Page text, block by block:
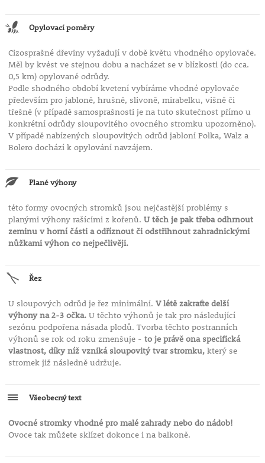
Opylovací poměry
Cizosprašné dřeviny vyžadují v době květu vhodného opylovače.
Měl by kvést ve stejnou dobu a nacházet se v blízkosti (do cca.
0,5 km) opylované odrůdy.
Podle shodného období kvetení vybíráme vhodné opylovače
především pro jabloně, hrušně, slivoně, mirabelku, višně či
třešně (v případě samosprašnosti je na tuto skutečnost přímo u
konkrétní odrůdy sloupovitého ovocného stromku upozorněno).
V případě nabízených sloupovitých odrůd jabloní Polka, Walz a
Bolero dochází k opylování navzájem.
Plané výhony
této formy ovocných stromků jsou nejčastější problémy s
planými výhony rašícími z kořenů. U těch je pak třeba odhrnout
zeminu v horní části a odříznout či odstřihnout zahradnickými
nůžkami výhon co nejpečlivěji.
Řez
U sloupových odrůd je řez minimální. V létě zakraťte delší
výhony na 2-3 očka.U těchto výhonů je tak pro následující
sezónu podpořena násada plodů. Tvorba těchto postranních
výhonů se rok od roku zmenšuje - to je právě ona specifická
vlastnost, díky níž vzniká sloupovitý tvar stromku,který se
stromek již následně udržuje.
Všeobecný text
Ovocné stromky vhodné pro malé zahrady nebo do nádob!
Ovoce tak můžete sklízet dokonce i na balkoně.